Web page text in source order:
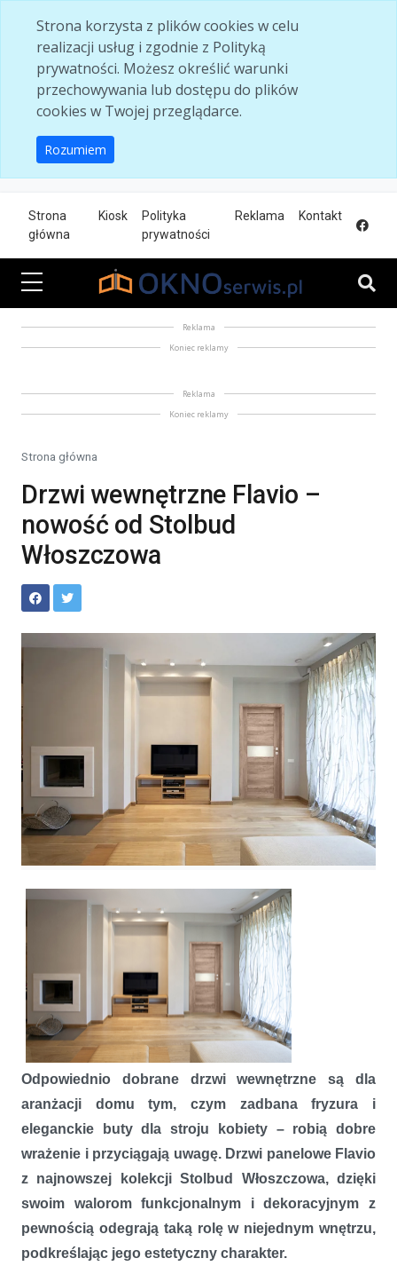
Strona korzysta z plików cookies w celu
realizacji usług i zgodnie z Polityką
prywatności. Możesz określić warunki
przechowywania lub dostępu do plików
cookies w Twojej przeglądarce.
Rozumiem
Strona
główna
Kiosk
Polityka
prywatności
Reklama Kontakt
Reklama
Koniec reklamy
Reklama
Koniec reklamy
Strona główna
Drzwi wewnętrzne Flavio –
nowość od Stolbud
Włoszczowa
Odpowiednio dobrane drzwi wewnętrzne są dla
aranżacji domu tym, czym zadbana fryzura i
eleganckie buty dla stroju kobiety – robią dobre
wrażenie i przyciągają uwagę. Drzwi panelowe Flavio
z najnowszej kolekcji Stolbud Włoszczowa, dzięki
swoim walorom funkcjonalnym i dekoracyjnym z
pewnością odegrają taką rolę w niejednym wnętrzu,
podkreślając jego estetyczny charakter.